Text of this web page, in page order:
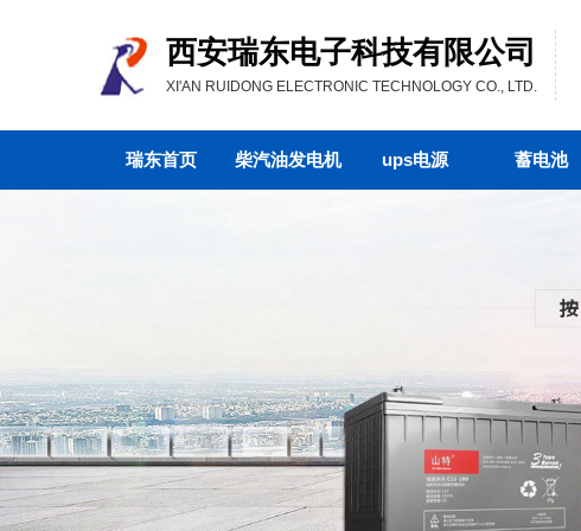
西安瑞东电子科技有限公司
XI'AN RUIDONG ELECTRONIC TECHNOLOGY CO., LTD.
瑞东首页 柴汽油发电机 ups电源 蓄电池